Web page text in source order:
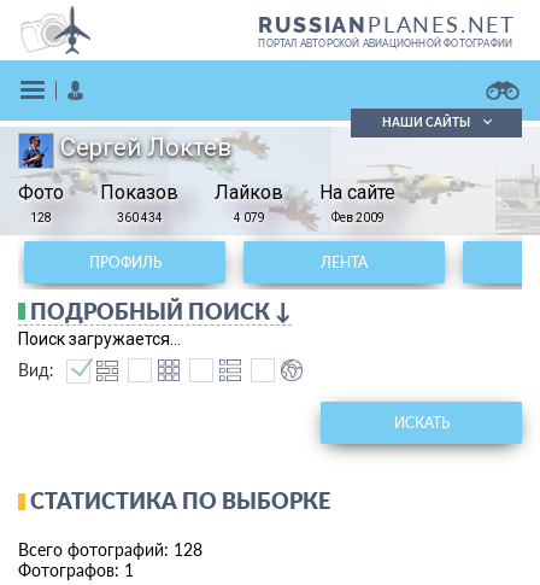
RUSSIANPLANES.NET
ПОРТАЛ АВТОРСКОЙ АВИАЦИОННОЙ ФОТОГРАФИИ
ЗАРЕГИСТРИРОВАТЬСЯ
Поиск фотографий
Поиск в реестре
Кратко
Подробно
НАШИ САЙТЫ
Сергей Локтев
Фото
128
Показов
360 434
Лайков
4 079
На сайте
Фев 2009
ПРОФИЛЬ ЛЕНТА
ПОДРОБНЫЙ ПОИСК ↓
Поиск загружается...
Вид:
ИСКАТЬ
СТАТИСТИКА ПО ВЫБОРКЕ
Всего фотографий: 128
Фотографов: 1